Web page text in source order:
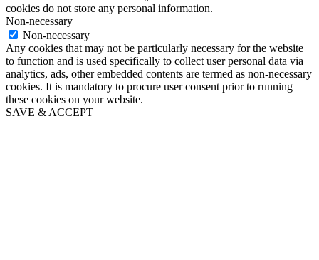
cookies do not store any personal information.
Non-necessary
Non-necessary
Any cookies that may not be particularly necessary for the website
to function and is used specifically to collect user personal data via
analytics, ads, other embedded contents are termed as non-necessary
cookies. It is mandatory to procure user consent prior to running
these cookies on your website.
SAVE & ACCEPT